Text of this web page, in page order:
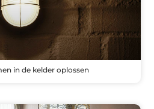
in de kelder oplossen